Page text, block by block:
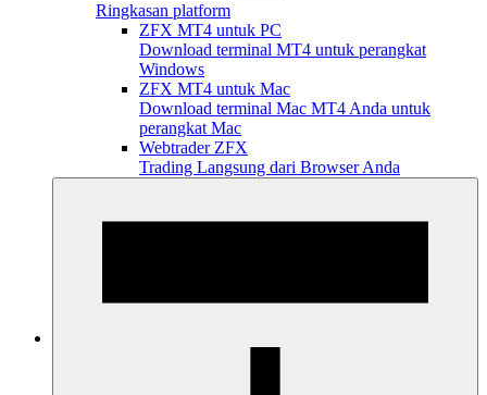
Ringkasan platform
ZFX MT4 untuk PC
Download terminal MT4 untuk perangkat
Windows
ZFX MT4 untuk Mac
Download terminal Mac MT4 Anda untuk
perangkat Mac
Webtrader ZFX
Trading Langsung dari Browser Anda